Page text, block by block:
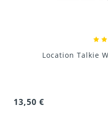
Location Talkie
13,50 €